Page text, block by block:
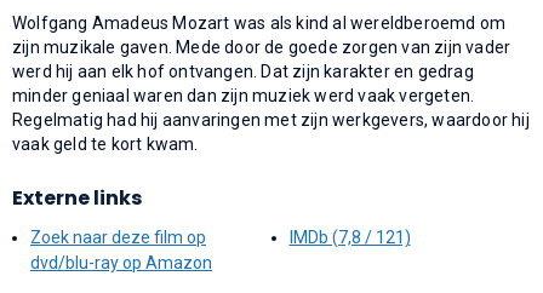
Wolfgang Amadeus Mozart was als kind al wereldberoemd om
zijn muzikale gaven. Mede door de goede zorgen van zijn vader
werd hij aan elk hof ontvangen. Dat zijn karakter en gedrag
minder geniaal waren dan zijn muziek werd vaak vergeten.
Regelmatig had hij aanvaringen met zijn werkgevers, waardoor hij
vaak geld te kort kwam.
Externe links
Zoek naar deze film op
dvd/blu-ray op Amazon
IMDb (7,8 / 121)